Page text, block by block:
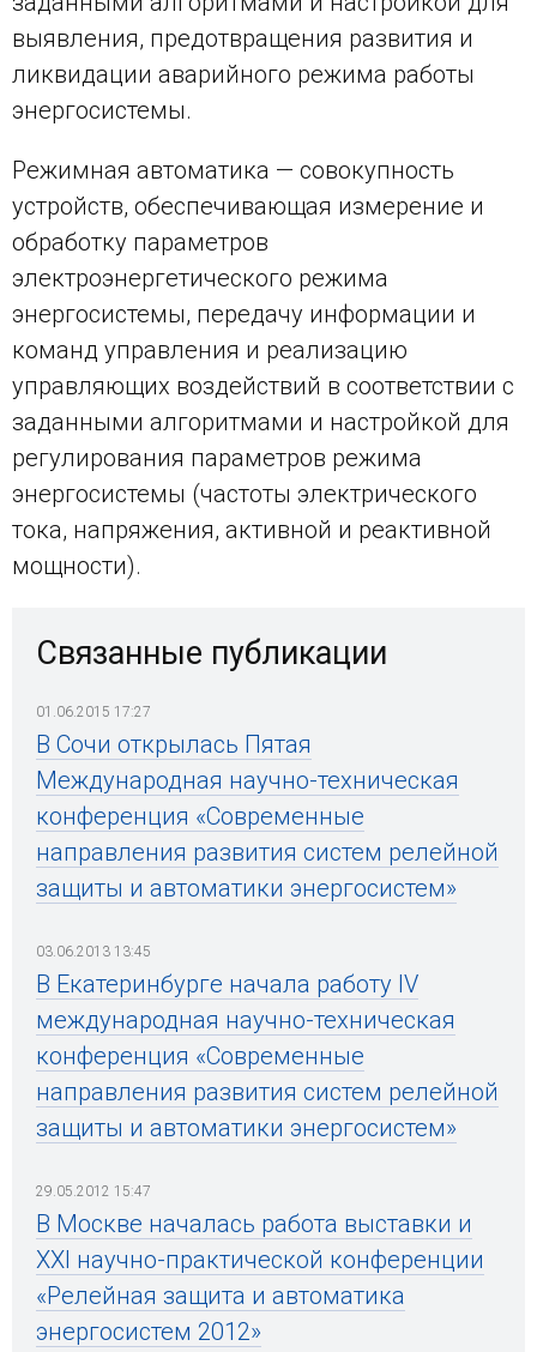
выявления, предотвращения развития и
ликвидации аварийного режима работы
энергосистемы.
Режимная автоматика — совокупность
устройств, обеспечивающая измерение и
обработку параметров
электроэнергетического режима
энергосистемы, передачу информации и
команд управления и реализацию
управляющих воздействий в соответствии c
заданными алгоритмами и настройкой для
регулирования параметров режима
энергосистемы (частоты электрического
тока, напряжения, активной и реактивной
мощности).
Связанные публикации
01.06.2015 17:27
В Сочи открылась Пятая
Международная научно-техническая
конференция «Современные
направления развития систем релейной
защиты и автоматики энергосистем»
03.06.2013 13:45
В Екатеринбурге начала работу IV
международная научно-техническая
конференция «Современные
направления развития систем релейной
защиты и автоматики энергосистем»
29.05.2012 15:47
В Москве началась работа выставки и
ХХI научно-практической конференции
«Релейная защита и автоматика
энергосистем 2012»